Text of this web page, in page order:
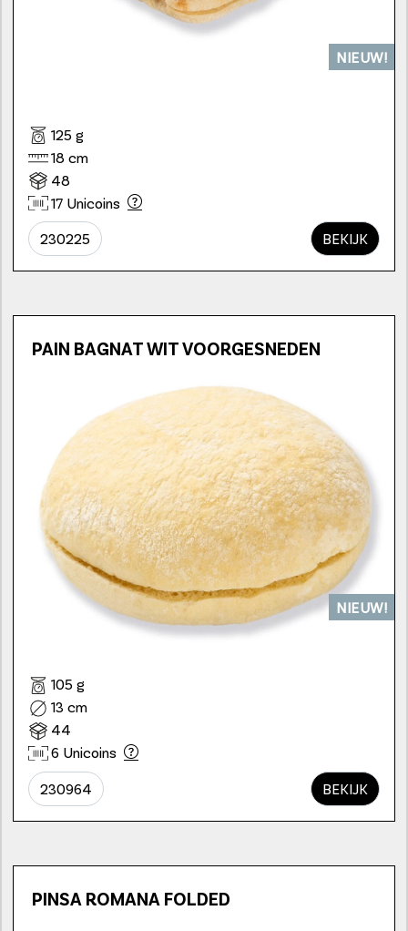
NIEUW!
125 g
18 cm
48
17 Unicoins
230225 BEKIJK
PAIN BAGNAT WIT VOORGESNEDEN
NIEUW!
105 g
13 cm
44
6 Unicoins
230964 BEKIJK
PINSA ROMANA FOLDED